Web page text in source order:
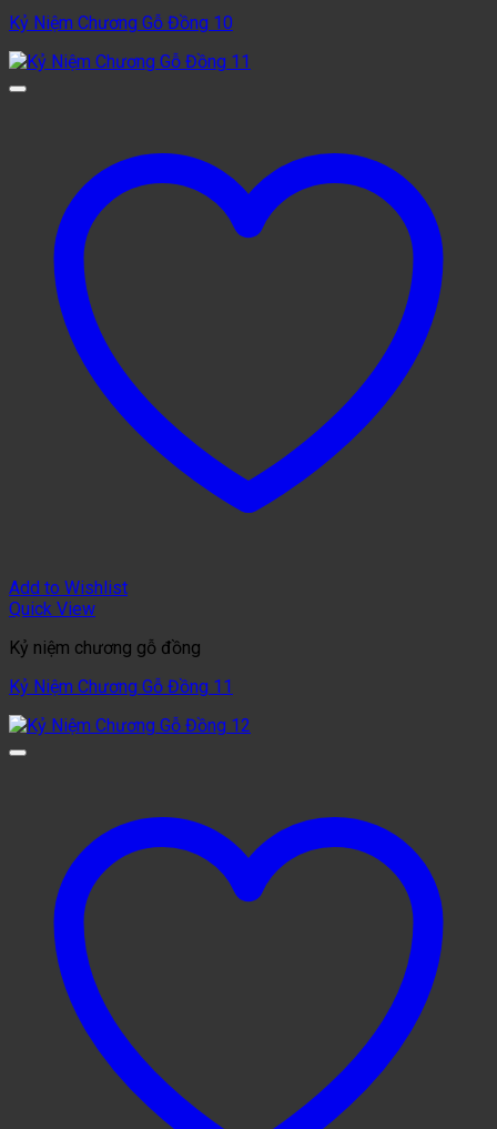
Kỷ Niệm Chương Gỗ Đồng 10
Add to Wishlist
Quick View
Kỷ niệm chương gỗ đồng
Kỷ Niệm Chương Gỗ Đồng 11